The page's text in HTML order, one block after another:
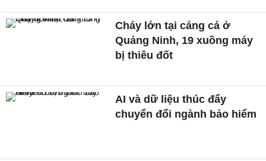
Cháy lớn tại cảng cá ở
Quảng Ninh, 19 xuồng máy
bị thiêu đốt
AI và dữ liệu thúc đẩy
chuyển đổi ngành bảo hiểm